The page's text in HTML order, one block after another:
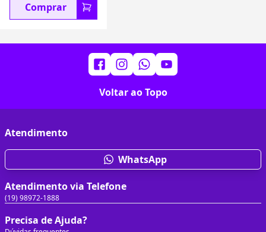
Comprar
Voltar ao Topo
Atendimento
WhatsApp
Atendimento via Telefone
(19) 98972-1888
Precisa de Ajuda?